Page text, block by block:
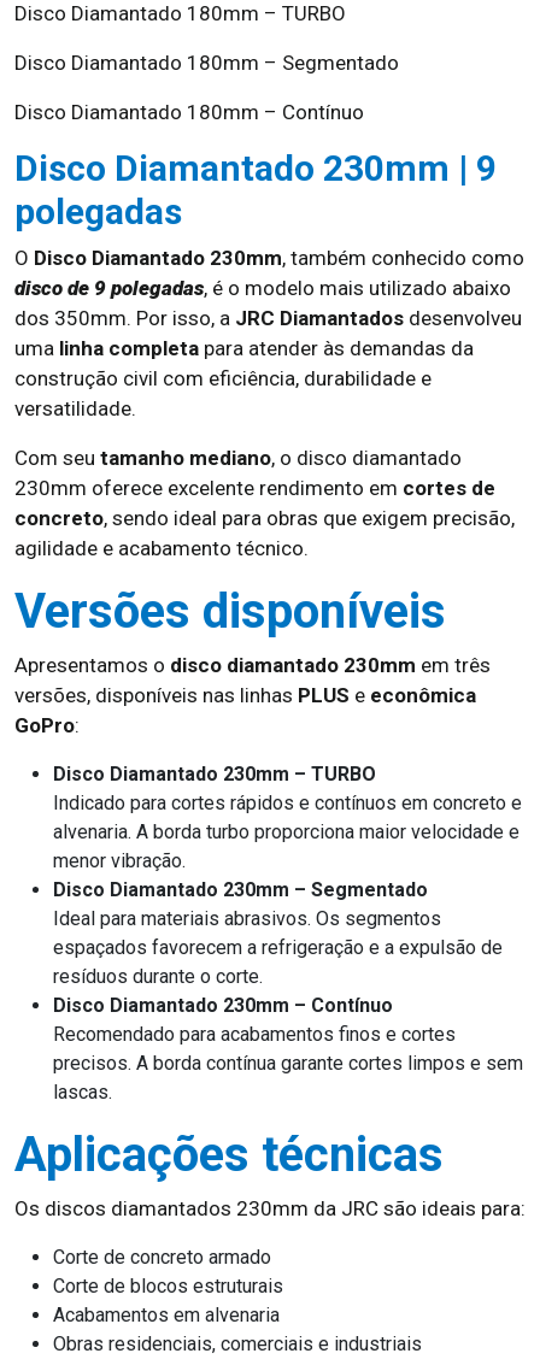
Disco Diamantado 180mm – TURBO
Disco Diamantado 180mm – Segmentado
Disco Diamantado 180mm – Contínuo
Disco Diamantado 230mm | 9
polegadas
O Disco Diamantado 230mm, também conhecido como
disco de 9 polegadas, é o modelo mais utilizado abaixo
dos 350mm. Por isso, a JRC Diamantados desenvolveu
uma linha completa para atender às demandas da
construção civil com eficiência, durabilidade e
versatilidade.
Com seu tamanho mediano, o disco diamantado
230mm oferece excelente rendimento em cortes de
concreto, sendo ideal para obras que exigem precisão,
agilidade e acabamento técnico.
Versões disponíveis
Apresentamos o disco diamantado 230mm em três
versões, disponíveis nas linhas PLUS e econômica
GoPro:
Disco Diamantado 230mm – TURBO
Indicado para cortes rápidos e contínuos em concreto e
alvenaria. A borda turbo proporciona maior velocidade e
menor vibração.
Disco Diamantado 230mm – Segmentado
Ideal para materiais abrasivos. Os segmentos
espaçados favorecem a refrigeração e a expulsão de
resíduos durante o corte.
Disco Diamantado 230mm – Contínuo
Recomendado para acabamentos finos e cortes
precisos. A borda contínua garante cortes limpos e sem
lascas.
Aplicações técnicas
Os discos diamantados 230mm da JRC são ideais para:
Corte de concreto armado
Corte de blocos estruturais
Acabamentos em alvenaria
Obras residenciais, comerciais e industriais